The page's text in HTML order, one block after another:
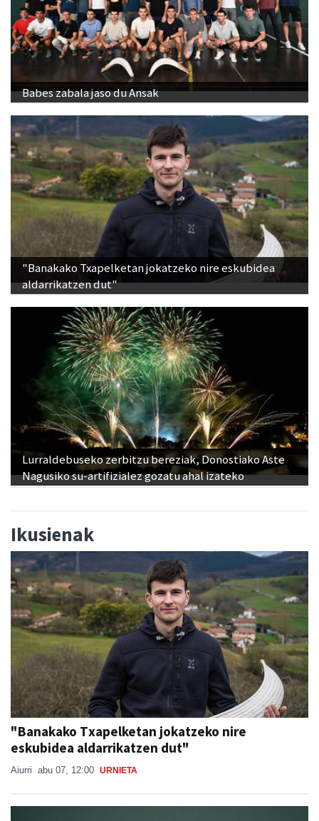
Babes zabala jaso du Ansak
"Banakako Txapelketan jokatzeko nire eskubidea
aldarrikatzen dut"
Lurraldebuseko zerbitzu bereziak, Donostiako Aste
Nagusiko su-artifizialez gozatu ahal izateko
Ikusienak
"Banakako Txapelketan jokatzeko nire
eskubidea aldarrikatzen dut"
Aiurri abu 07, 12:00 URNIETA